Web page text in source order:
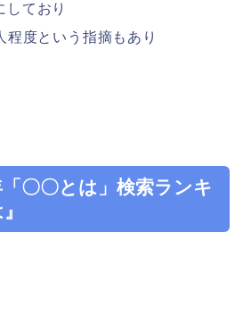
しており
程度という指摘もあり
「〇〇とは」検索ランキ